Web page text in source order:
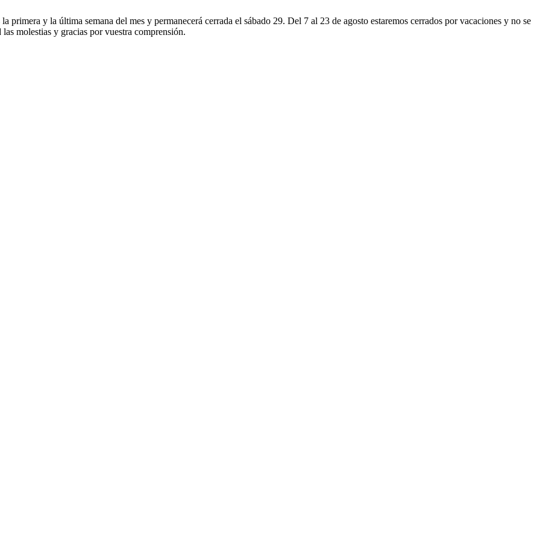
primera y la última semana del mes y permanecerá cerrada el sábado 29. Del 7 al 23 de agosto estaremos cerrados por vacaciones y no se
molestias y gracias por vuestra comprensión.